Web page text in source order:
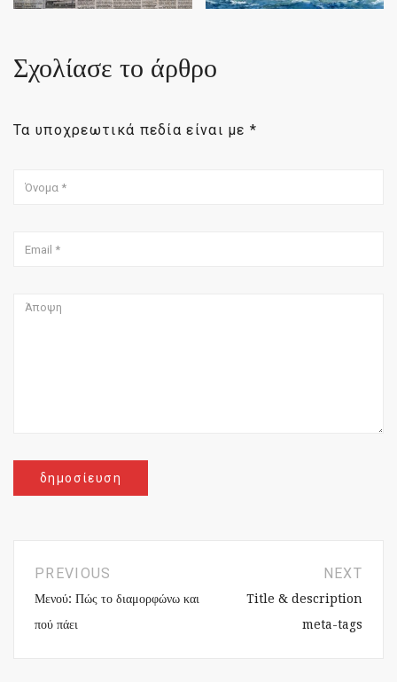
Σχολίασε το άρθρο
Τα υποχρεωτικά πεδία είναι με*
PREVIOUS
Μενού: Πώς το διαμορφώνω και
πού πάει
NEXT
Title & description
meta-tags